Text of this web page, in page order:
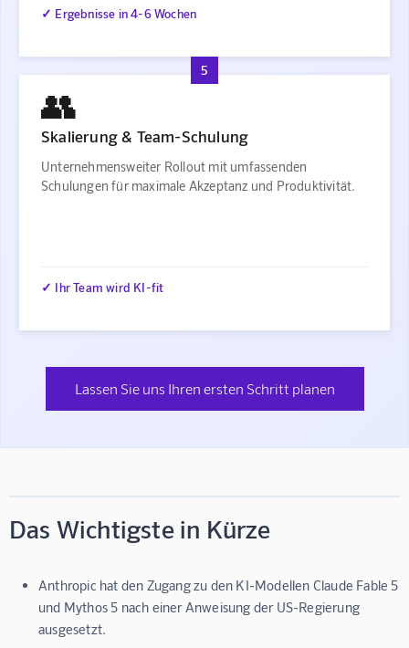
✓ Ergebnisse in 4-6 Wochen
5
👥
Skalierung & Team-Schulung
Unternehmensweiter Rollout mit umfassenden
Schulungen für maximale Akzeptanz und Produktivität.
✓ Ihr Team wird KI-fit
Lassen Sie uns Ihren ersten Schritt planen
Das Wichtigste in Kürze
Anthropic hat den Zugang zu den KI-Modellen Claude Fable 5
und Mythos 5 nach einer Anweisung der US-Regierung
ausgesetzt.